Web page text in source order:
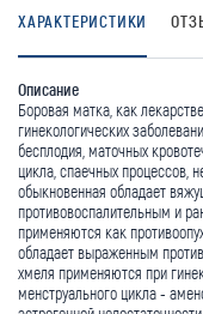
ХАРАКТЕРИСТИКИ
Описание
Боровая матка, как
гинекологических
бесплодия, маточ­ных
цикла, спаечных процессов,
обыкновенная обладает
противо­воспалительным и
применяются как
обладает выраженным
хмеля применяются при
менструального цикла -